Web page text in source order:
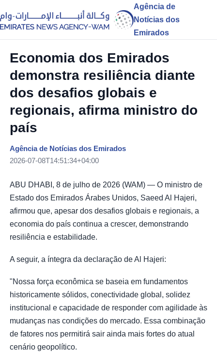
Agência de
Notícias dos
Emirados
Economia dos Emirados
demonstra resiliência diante
dos desafios globais e
regionais, afirma ministro do
país
Agência de Notícias dos Emirados
2026-07-08T14:51:34+04:00
ABU DHABI, 8 de julho de 2026 (WAM) — O ministro de
Estado dos Emirados Árabes Unidos, Saeed Al Hajeri,
afirmou que, apesar dos desafios globais e regionais, a
economia do país continua a crescer, demonstrando
resiliência e estabilidade.
A seguir, a íntegra da declaração de Al Hajeri:
"Nossa força econômica se baseia em fundamentos
historicamente sólidos, conectividade global, solidez
institucional e capacidade de responder com agilidade às
mudanças nas condições do mercado. Essa combinação
de fatores nos permitirá sair ainda mais fortes do atual
cenário geopolítico.